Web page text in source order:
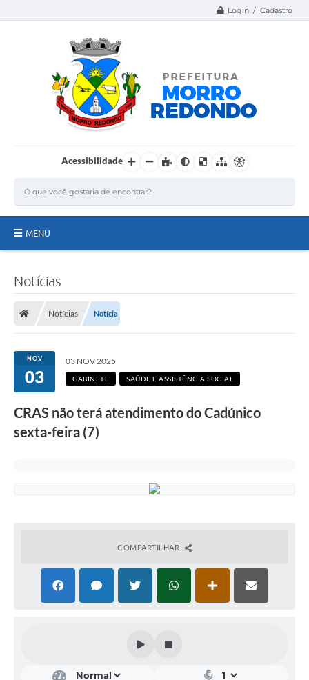
Login / Cadastro
Acessibilidade
MENU
Secretarias
Notícias
Contato
Serviço de Inspeção Municipal - SIM
Transparência
Notícias
Notícias Notícia
NOV
03
03 NOV 2025
GABINETE SAÚDE E ASSISTÊNCIA SOCIAL
CRAS não terá atendimento do Cadúnico
sexta-feira (7)
COMPARTILHAR